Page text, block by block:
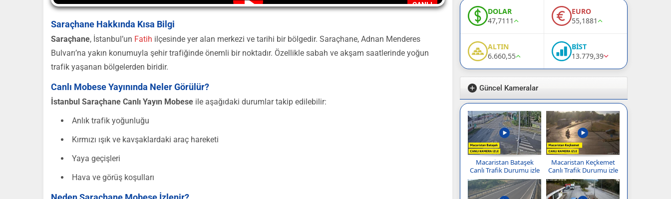
CANLI
Saraçhane Hakkında Kısa Bilgi
Saraçhane, İstanbul’un Fatih ilçesinde yer alan merkezi ve tarihi bir bölgedir. Saraçhane, Adnan Menderes
Bulvarı’na yakın konumuyla şehir trafiğinde önemli bir noktadır. Özellikle sabah ve akşam saatlerinde yoğun
trafik yaşanan bölgelerden biridir.
Canlı Mobese Yayınında Neler Görülür?
İstanbul Saraçhane Canlı Yayın Mobese ile aşağıdaki durumlar takip edilebilir:
Anlık trafik yoğunluğu
Kırmızı ışık ve kavşaklardaki araç hareketi
Yaya geçişleri
Hava ve görüş koşulları
DOLAR
47,7111
EURO
55,1881
ALTIN
6.660,55
BİST
13.779,39
Güncel Kameralar
Macaristan Bataşek
Canlı Trafik Durumu izle
Macaristan Keçkemet
Canlı Trafik Durumu izle